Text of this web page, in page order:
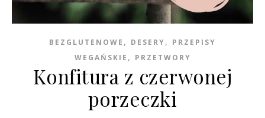
BEZGLUTENOWE , DESERY, PRZEPISY
WEGAŃSKIE , PRZETWORY
Konfitura z czerwonej
porzeczki